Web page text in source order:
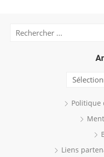
Archives
Politique
Liens